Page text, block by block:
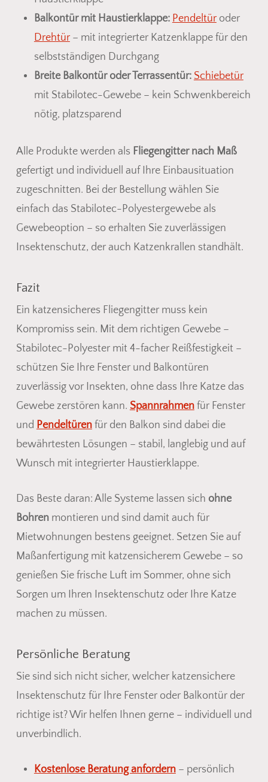
Balkontür mit Haustierklappe: Pendeltüroder
Drehtür– mit integrierter Katzenklappe für den
selbstständigen Durchgang
Breite Balkontür oder Terrassentür: Schiebetür
mit Stabilotec-Gewebe – kein Schwenkbereich
nötig, platzsparend
Alle Produkte werden als Fliegengitter nach Maß
gefertigt und individuell auf Ihre Einbausituation
zugeschnitten. Bei der Bestellung wählen Sie
einfach das Stabilotec-Polyestergewebe als
Gewebeoption – so erhalten Sie zuverlässigen
Insektenschutz, der auch Katzenkrallen standhält.
Fazit
Ein katzensicheres Fliegengitter muss kein
Kompromiss sein. Mit dem richtigen Gewebe –
Stabilotec-Polyester mit 4-facher Reißfestigkeit –
schützen Sie Ihre Fenster und Balkontüren
zuverlässig vor Insekten, ohne dass Ihre Katze das
Gewebe zerstören kann. Spannrahmenfür Fenster
und Pendeltürenfür den Balkon sind dabei die
bewährtesten Lösungen – stabil, langlebig und auf
Wunsch mit integrierter Haustierklappe.
Das Beste daran: Alle Systeme lassen sich ohne
Bohrenmontieren und sind damit auch für
Mietwohnungen bestens geeignet. Setzen Sie auf
Maßanfertigung mit katzensicherem Gewebe – so
genießen Sie frische Luft im Sommer, ohne sich
Sorgen um Ihren Insektenschutz oder Ihre Katze
machen zu müssen.
Persönliche Beratung
Sie sind sich nicht sicher, welcher katzensichere
Insektenschutz für Ihre Fenster oder Balkontür der
richtige ist? Wir helfen Ihnen gerne – individuell und
unverbindlich.
Kostenlose Beratung anfordern– persönlich